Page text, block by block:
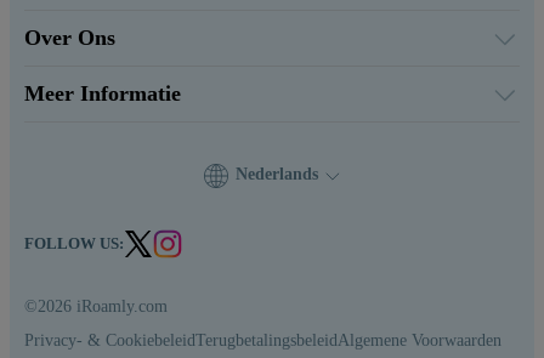
Thailand
Japan
India
Spanje
Affiliate Programmama
Over Ons
Meer Informatie
Ondersteunde eSIM-apparaten
©2026 iRoamly.com
Privacy- & CookiebeleidTerugbetalingsbeleidAlgemene Voorwaarden
Nederlands
FOLLOW US: